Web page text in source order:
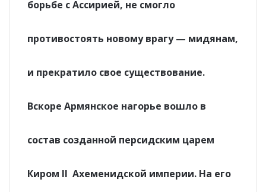
борьбе с Ассирией, не смогло
противостоять новому врагу — мидянам,
и прекратило свое существование.
Вскоре Армянское нагорье вошло в
состав созданной персидским царем
Киром II Ахеменидской империи. На его